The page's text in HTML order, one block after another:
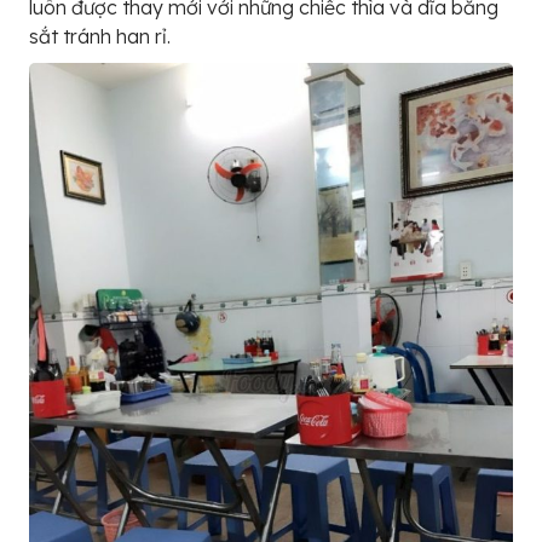
luôn được thay mới với những chiếc thìa và dĩa bằng
sắt tránh han rỉ.